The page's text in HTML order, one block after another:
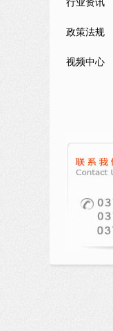
行业资讯
政策法规
视频中心